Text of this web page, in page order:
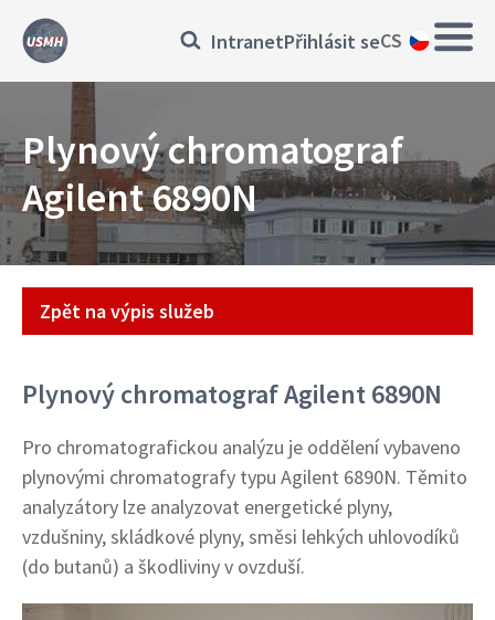
Přejít
Main
Přihlásit
se
IntranetPřihlásit seCS
Plynový chromatograf
Agilent 6890N
Přístroj
Zpět na výpis služeb
Plynový chromatograf Agilent 6890N
Pro chromatografickou analýzu je oddělení vybaveno
plynovými chromatografy typu Agilent 6890N. Těmito
analyzátory lze analyzovat energetické plyny,
vzdušniny, skládkové plyny, směsi lehkých uhlovodíků
(do butanů) a škodliviny v ovzduší.